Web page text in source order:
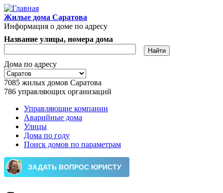
Перейти к основному содержанию
Жилые дома Саратова
Информация о доме по адресу
Название улицы, номера дома
Дома по адресу
7085 жилых домов Саратова
786 управляющих организаций
Главное меню
Управляющие компании
Аварийные дома
Улицы
Дома по году
Поиск домов по параметрам